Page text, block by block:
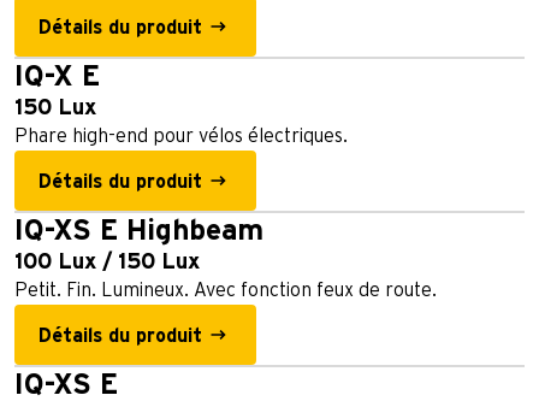
Détails du produit
IQ-X E
150 Lux
Phare high-end pour vélos électriques.
Détails du produit
IQ-XS E Highbeam
100 Lux / 150 Lux
Petit. Fin. Lumineux. Avec fonction feux de route.
Détails du produit
IQ-XS E